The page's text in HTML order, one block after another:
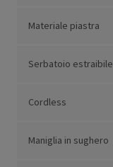
Materiale piastra
Serbatoio estraibile
Cordless
Maniglia in sughero